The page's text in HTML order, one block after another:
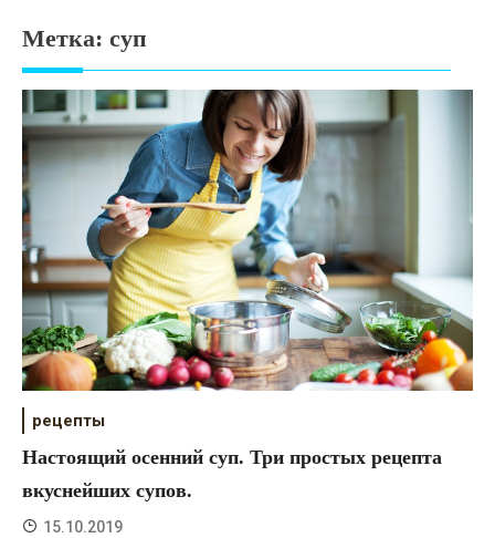
Свадьба
Дом
Жизнь
Хобби
Красота
Недвижимость
Метка: суп
рецепты
Настоящий осенний суп. Три простых рецепта
вкуснейших супов.
15.10.2019